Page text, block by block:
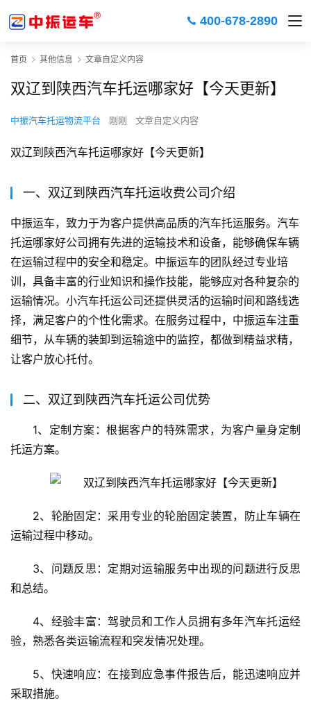
400-678-2890
首页 其他信息 文章自定义内容
双辽到陕西汽车托运哪家好【今天更新】
中振汽车托运物流平台 刚刚 文章自定义内容
双辽到陕西汽车托运哪家好【今天更新】
一、双辽到陕西汽车托运收费公司介绍
中振运车，致力于为客户提供高品质的汽车托运服务。汽车
托运哪家好公司拥有先进的运输技术和设备，能够确保车辆
在运输过程中的安全和稳定。中振运车的团队经过专业培
训，具备丰富的行业知识和操作技能，能够应对各种复杂的
运输情况。小汽车托运公司还提供灵活的运输时间和路线选
择，满足客户的个性化需求。在服务过程中，中振运车注重
细节，从车辆的装卸到运输途中的监控，都做到精益求精，
让客户放心托付。
二、双辽到陕西汽车托运公司优势
1、定制方案：根据客户的特殊需求，为客户量身定制
托运方案。
2、轮胎固定：采用专业的轮胎固定装置，防止车辆在
运输过程中移动。
3、问题反思：定期对运输服务中出现的问题进行反思
和总结。
4、经验丰富：驾驶员和工作人员拥有多年汽车托运经
验，熟悉各类运输流程和突发情况处理。
5、快速响应：在接到应急事件报告后，能迅速响应并
采取措施。